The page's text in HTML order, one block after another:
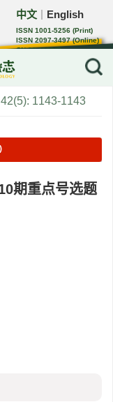
中文 English
ISSN 1001-5256 (Print)
ISSN 2097-3497 (Online)
CN 22-1108/R
42(5): 1143-1143
期重点号选题